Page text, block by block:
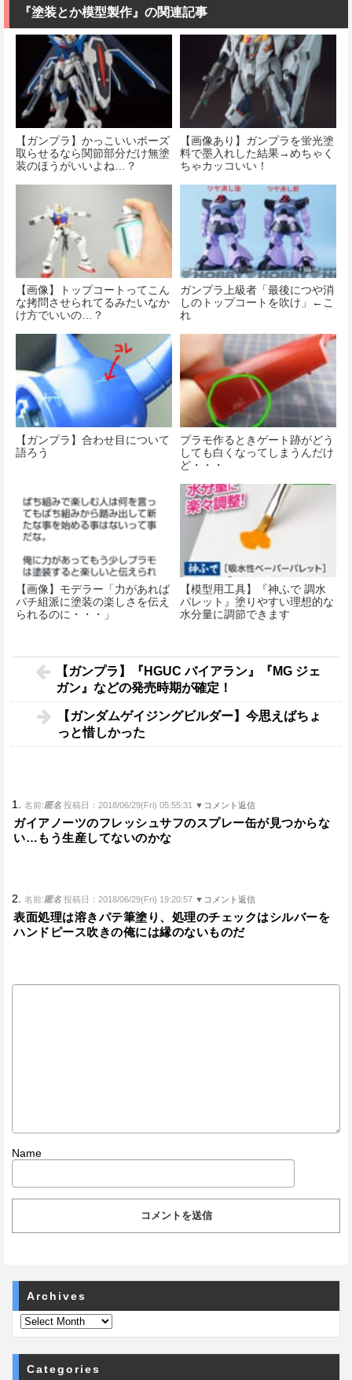
『塗装とか模型製作』の関連記事
【ガンプラ】かっこいいポーズ
取らせるなら関節部分だけ無塗
装のほうがいいよね…？
【画像あり】ガンプラを蛍光塗
料で墨入れした結果→めちゃく
ちゃカッコいい！
【画像】トップコートってこん
な拷問させられてるみたいなか
け方でいいの…？
ガンプラ上級者「最後につや消
しのトップコートを吹け」←こ
れ
【ガンプラ】合わせ目について
語ろう
プラモ作るときゲート跡がどう
しても白くなってしまうんだけ
ど・・・
【画像】モデラー「力があれば
パチ組派に塗装の楽しさを伝え
られるのに・・・」
【模型用工具】『神ふで 調水
パレット』塗りやすい理想的な
水分量に調節できます
【ガンプラ】『HGUC バイアラン』『MG ジェ
ガン』などの発売時期が確定！
【ガンダムゲイジングビルダー】今思えばちょ
っと惜しかった
1. 名前:匿名 投稿日：2018/06/29(Fri) 05:55:31 ▼コメント返信
ガイアノーツのフレッシュサフのスプレー缶が見つからな
い…もう生産してないのかな
2. 名前:匿名 投稿日：2018/06/29(Fri) 19:20:57 ▼コメント返信
表面処理は溶きパテ筆塗り、処理のチェックはシルバーを
ハンドピース吹きの俺には縁のないものだ
Name
Archives
Categories